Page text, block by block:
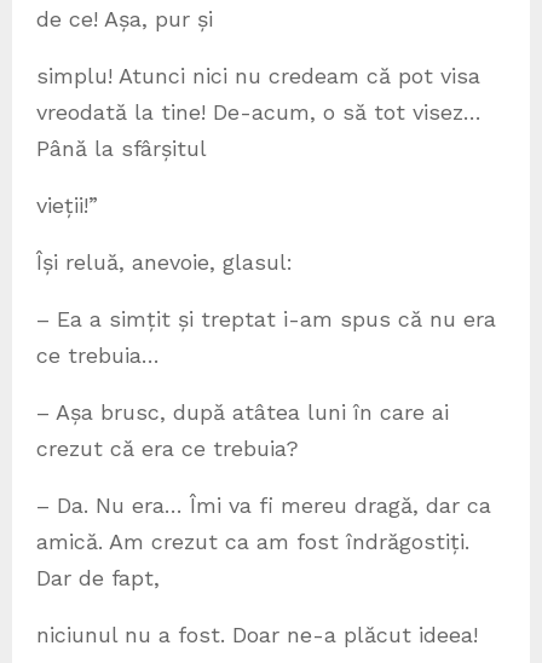
de ce! Așa, pur și
simplu! Atunci nici nu credeam că pot visa
vreodată la tine! De-acum, o să tot visez…
Până la sfârșitul
vieții!”
Își reluă, anevoie, glasul:
– Ea a simțit și treptat i-am spus că nu era
ce trebuia…
– Așa brusc, după atâtea luni în care ai
crezut că era ce trebuia?
– Da. Nu era… Îmi va fi mereu dragă, dar ca
amică. Am crezut ca am fost îndrăgostiți.
Dar de fapt,
niciunul nu a fost. Doar ne-a plăcut ideea!